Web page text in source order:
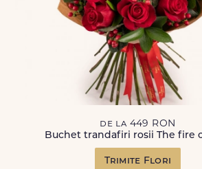
de la 449 RON
Buchet trandafiri rosii The fire
Trimite Flori